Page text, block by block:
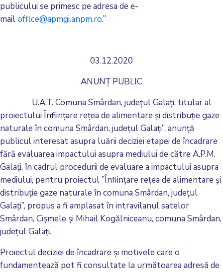
publicului se primesc pe adresa de e-
mailofflce@apmgi.anpm.ro.”
03.12.2020
ANUNȚ PUBLIC
U.A.T. Comuna Smârdan, județul Galați, titular al
proiectului Înființare rețea de alimentare și distribuție gaze
naturale în comuna Smârdan, județul Galați”, anunță
publicul interesat asupra luării deciziei etapei de încadrare
fără evaluarea impactului asupra mediului de către A.P.M.
Galați, în cadrul procedurii de evaluare a impactului asupra
mediului, pentru proiectul ”Înființare rețea de alimentare și
distribuție gaze naturale în comuna Smârdan, județul
Galați”, propus a fi amplasat în intravilanul satelor
Smârdan, Cișmele și Mihail Kogălniceanu, comuna Smârdan,
județul Galați.
Proiectul deciziei de încadrare și motivele care o
fundamentează pot fi consultate la următoarea adresă de